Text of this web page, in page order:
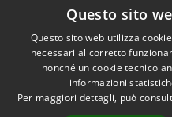
Dichiarazione di
RSS
Accessibilità
Questo sito
Questo sito web utilizza
necessari al corretto
nonché un cookie tecnico
informazioni
Per maggiori dettagli, può